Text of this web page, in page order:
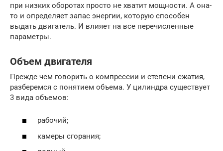
при низких оборотах просто не хватит мощности. А она-
то и определяет запас энергии, которую способен
выдать двигатель. И влияет на все перечисленные
параметры.
Объем двигателя
Прежде чем говорить о компрессии и степени сжатия,
разберемся с понятием объема. У цилиндра существует
3 вида объемов:
рабочий;
камеры сгорания;